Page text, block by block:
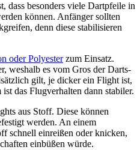
dass besonders viele Dartpfeile in
können. Anfänger sollten
denn diese stabilisieren
oder Polyesterzum Einsatz.
weshalb es vom Gros der Darts-
gilt, je dicker ein Flight ist,
das Flugverhalten dann stabiler.
aus Stoff. Diese können
werden. An einem
schnell einreißen oder knicken,
einbüßen würde.